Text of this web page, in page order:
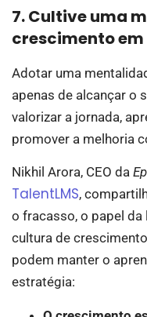
7. Cultive uma
crescimento
Adotar uma
apenas de alcançar o
valorizar a jornada,
promover a melhoria
Nikhil Arora, CEO da
TalentLMS,
o fracasso, o papel
cultura de
podem manter o
estratégia: